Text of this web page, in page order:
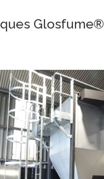
Glosfume®